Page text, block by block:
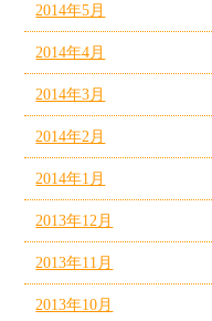
2014年5月
2014年4月
2014年3月
2014年2月
2014年1月
2013年12月
2013年11月
2013年10月